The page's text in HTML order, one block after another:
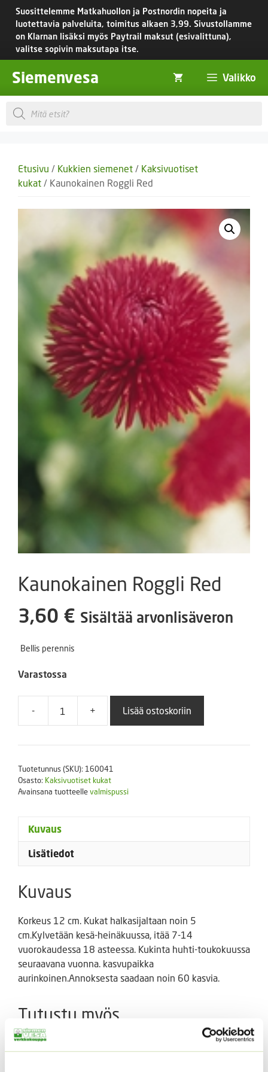
Siirry
sisältöön
Suosittelemme Matkahuollon ja Postnordin nopeita ja
luotettavia palveluita, toimitus alkaen 3,99. Sivustollamme
on Klarnan lisäksi myös Paytrail maksut (esivalittuna),
valitse sopivin maksutapa itse.
Siemenvesa Valikko
Products
search
Etusivu / Kukkien siemenet / Kaksivuotiset
kukat / Kaunokainen Roggli Red
Kaunokainen Roggli Red
3,60 € Sisältää arvonlisäveron
Bellis perennis
Varastossa
-
Kaunokainen
Red
+ Lisää ostoskoriin
Tuotetunnus (SKU): 160041
Osasto: Kaksivuotiset kukat
Avainsana tuotteellevalmispussi
Kuvaus
Lisätiedot
Kuvaus
Korkeus 12 cm. Kukat halkasijaltaan noin 5
cm.Kylvetään kesä-heinäkuussa, itää 7-14
vuorokaudessa 18 asteessa. Kukinta huhti-toukokuussa
seuraavana vuonna. kasvupaikka
aurinkoinen.Annoksesta saadaan noin 60 kasvia.
Tutustu myös